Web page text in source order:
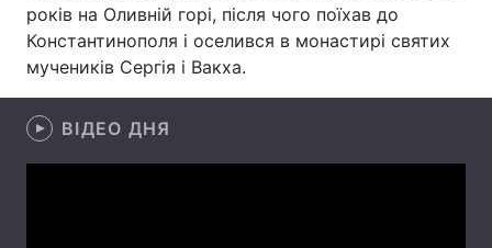
Техно і зв'язок
Зброя
років на Оливній горі, після чого поїхав до
Константинополя і оселився в монастирі святих
мучеників Сергія і Вакха.
ВІДЕО ДНЯ